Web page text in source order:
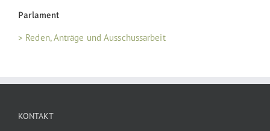
Parlament
> Reden, Anträge und Ausschussarbeit
KONTAKT